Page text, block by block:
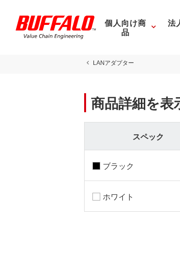
個人向け商
品
法
LANアダプター
商品詳細を表
スペック
ブラック
ホワイト